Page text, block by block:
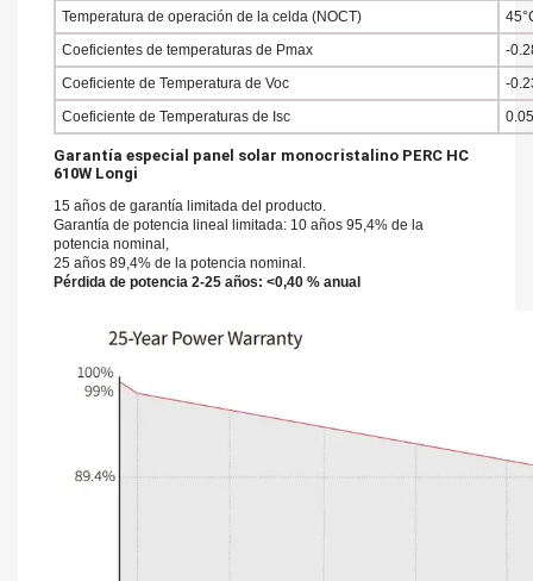
Temperatura de operación de la celda (NOCT)
Coeficientes de temperaturas de Pmax
-
Coeficiente de Temperatura de Voc
-
Coeficiente de Temperaturas de Isc
Garantía especial panel solar monocristalino PERC HC
610W Longi
15 años de garantía limitada del producto.
Garantía de potencia lineal limitada: 10 años 95,4% de la
potencia nominal,
25 años 89,4% de la potencia nominal.
Pérdida de potencia 2-25 años: <0,40 % anual